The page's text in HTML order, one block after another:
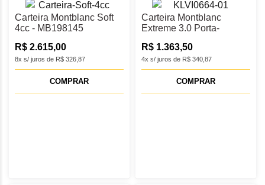
Carteira Montblanc Soft
4cc - MB198145
8x s/ juros de R$ 326,87
R$ 2.615,00
COMPRAR
Carteira Montblanc
Extreme 3.0 Porta-
4x s/ juros de R$ 340,87
R$ 1.363,50
COMPRAR